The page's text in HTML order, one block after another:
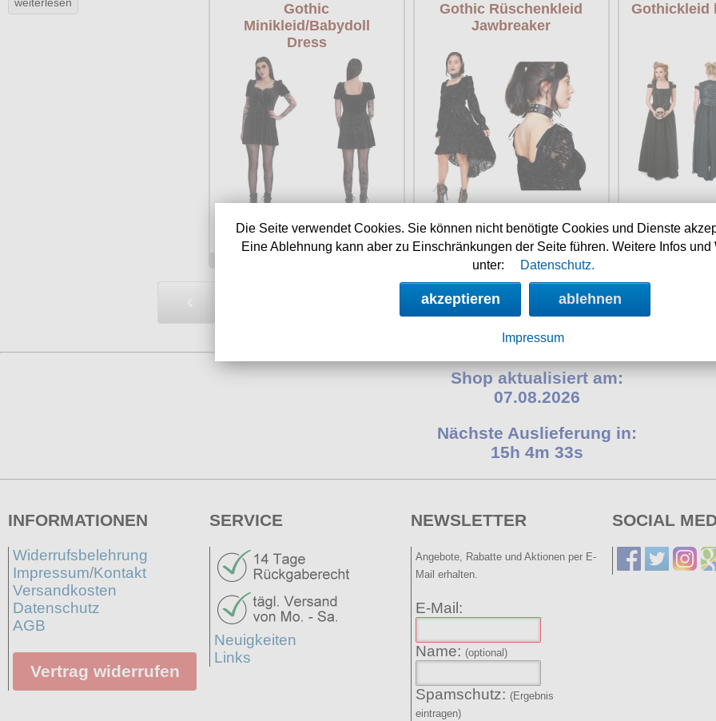
Gothic
Minikleid/Babydoll
Dress
Verfügbarkeit:sofort
Art.-Nr.: BADR16923
Gothic Rüschenkleid
Jawbreaker
Verfügbarkeit:sofort
Art.-Nr.: LDSDRA9355
Preis: 119.00 €
Gothickleid
Art.-Nr.:
Shop aktualisiert am:
07.08.2026
Nächste Auslieferung in:
15h 4m 32s
INFORMATIONEN
Widerrufsbelehrung
Impressum/Kontakt
Versandkosten
Datenschutz
AGB
Vertrag widerrufen
SERVICE
Neuigkeiten
Links
NEWSLETTER
Angebote, Rabatte und Aktionen per E-
Mail erhalten.
E-Mail:
Name: (optional)
Spamschutz: (Ergebnis
eintragen)
SOCIAL
Die Seite verwendet Cookies. Sie können nicht benötigte Cookies und Dienste
Eine Ablehnung kann aber zu Einschränkungen der Seite führen. Weitere Infos
unter:
Datenschutz.
akzeptieren ablehnen
Impressum